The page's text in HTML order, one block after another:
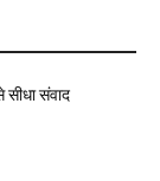
सीधा संवाद